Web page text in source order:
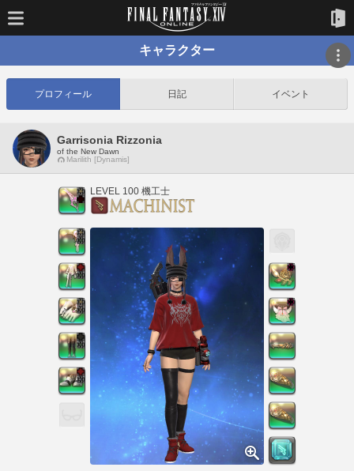
キャラクター
プロフィール 日記 イベント
Garrisonia Rizzonia
of the New Dawn
Marilith [Dynamis]
LEVEL 100 機工士